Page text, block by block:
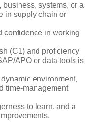
systems, or a
in supply chain or
confidence in working
(C1) and proficiency
APO or data tools is
environment,
time‑management
to learn, and a